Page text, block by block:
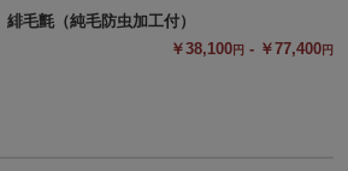
緋毛氈（純毛防虫加工付）
￥38,100円 - ￥77,400円